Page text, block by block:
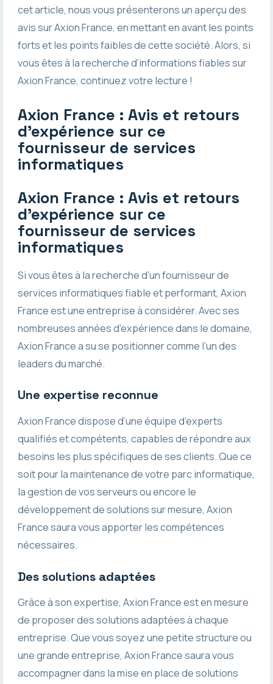
cet article, nous vous présenterons un aperçu des
avis sur Axion France, en mettant en avant les points
forts et les points faibles de cette société. Alors, si
vous êtes à la recherche d’informations fiables sur
Axion France, continuez votre lecture !
Axion France : Avis et retours
d’expérience sur ce
fournisseur de services
informatiques
Axion France : Avis et retours
d’expérience sur ce
fournisseur de services
informatiques
Si vous êtes à la recherche d’un fournisseur de
services informatiques fiable et performant, Axion
France est une entreprise à considérer. Avec ses
nombreuses années d’expérience dans le domaine,
Axion France a su se positionner comme l’un des
leaders du marché.
Une expertise reconnue
Axion France dispose d’une équipe d’experts
qualifiés et compétents, capables de répondre aux
besoins les plus spécifiques de ses clients. Que ce
soit pour la maintenance de votre parc informatique,
la gestion de vos serveurs ou encore le
développement de solutions sur mesure, Axion
France saura vous apporter les compétences
nécessaires.
Des solutions adaptées
Grâce à son expertise, Axion France est en mesure
de proposer des solutions adaptées à chaque
entreprise. Que vous soyez une petite structure ou
une grande entreprise, Axion France saura vous
accompagner dans la mise en place de solutions